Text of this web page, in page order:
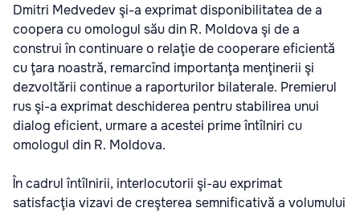
Dmitri Medvedev şi-a exprimat disponibilitatea de a
coopera cu omologul său din R. Moldova şi de a
construi în continuare o relaţie de cooperare eficientă
cu ţara noastră, remarcînd importanţa menţinerii şi
dezvoltării continue a raporturilor bilaterale. Premierul
rus şi-a exprimat deschiderea pentru stabilirea unui
dialog eficient, urmare a acestei prime întîlniri cu
omologul din R. Moldova.
În cadrul întîlnirii, interlocutorii şi-au exprimat
satisfacţia vizavi de creşterea semnificativă a volumului